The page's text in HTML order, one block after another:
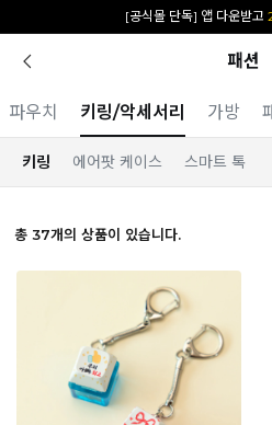
카카오 플친 추가하면1천
패션
파우치 키링/악세서리 가방
키링 에어팟 케이스 스마트 톡
총 37개의 상품이 있습니다.